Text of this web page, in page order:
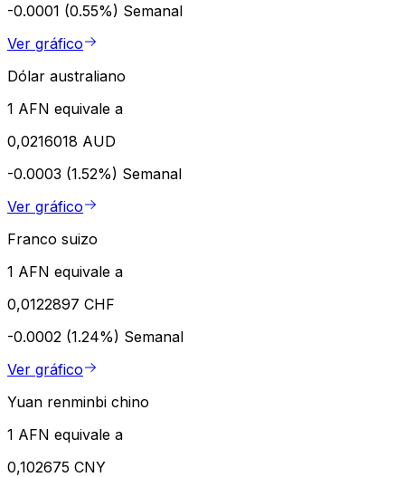
-0.0001 (0.55%) Semanal
Ver gráfico
Dólar australiano
1 AFN equivale a
0,0216018 AUD
-0.0003 (1.52%) Semanal
Ver gráfico
Franco suizo
1 AFN equivale a
0,0122897 CHF
-0.0002 (1.24%) Semanal
Ver gráfico
Yuan renminbi chino
1 AFN equivale a
0,102675 CNY